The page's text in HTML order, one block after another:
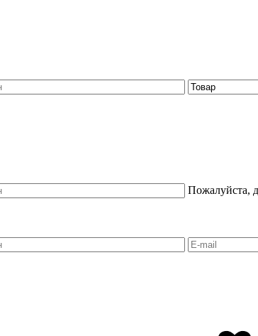
Пожалуйста,